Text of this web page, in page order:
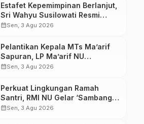
Estafet Kepemimpinan Berlanjut,
Sri Wahyu Susilowati Resmi
Pimpin MTs Ma’arif Sapuran
calendar_monthSen, 3 Agu 2026
Pelantikan Kepala MTs Ma’arif
Sapuran, LP Ma’arif NU
Wonosobo Tekankan Lima
Nahdliyah
calendar_monthSen, 3 Agu 2026
Perkuat Lingkungan Ramah
Santri, RMI NU Gelar ‘Sambang
Pesantren’ di Pati
calendar_monthSen, 3 Agu 2026